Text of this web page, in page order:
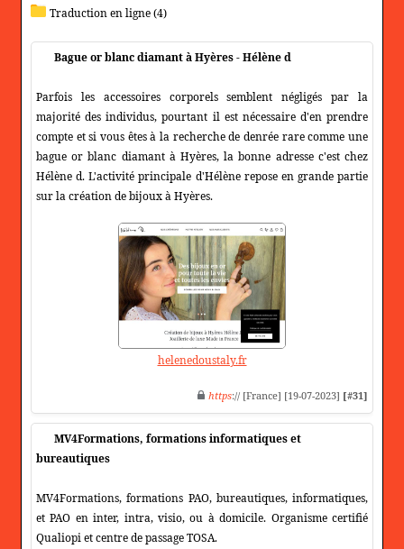
Traduction en ligne (4)
Bague or blanc diamant à Hyères - Hélène d
Parfois les accessoires corporels semblent négligés par la
majorité des individus, pourtant il est nécessaire d'en prendre
compte et si vous êtes à la recherche de denrée rare comme une
bague or blanc diamant à Hyères, la bonne adresse c'est chez
Hélène d. L'activité principale d'Hélène repose en grande partie
sur la création de bijoux à Hyères.
helenedoustaly.fr
https:// [France] [19-07-2023] [#31]
MV4Formations, formations informatiques et
bureautiques
MV4Formations, formations PAO, bureautiques, informatiques,
et PAO en inter, intra, visio, ou à domicile. Organisme certifié
Qualiopi et centre de passage TOSA.